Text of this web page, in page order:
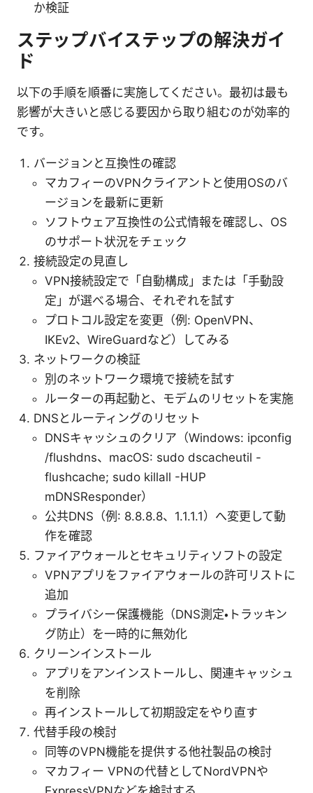
か検証
ステップバイステップの解決ガイ
ド
以下の手順を順番に実施してください。最初は最も
影響が大きいと感じる要因から取り組むのが効率的
です。
バージョンと互換性の確認
マカフィーのVPNクライアントと使用OSのバ
ージョンを最新に更新
ソフトウェア互換性の公式情報を確認し、OS
のサポート状況をチェック
接続設定の見直し
VPN接続設定で「自動構成」または「手動設
定」が選べる場合、それぞれを試す
プロトコル設定を変更（例: OpenVPN、
IKEv2、WireGuardなど）してみる
ネットワークの検証
別のネットワーク環境で接続を試す
ルーターの再起動と、モデムのリセットを実施
DNSとルーティングのリセット
DNSキャッシュのクリア（Windows: ipconfig
/flushdns、macOS: sudo dscacheutil -
flushcache; sudo killall -HUP
mDNSResponder）
公共DNS（例: 8.8.8.8、1.1.1.1）へ変更して動
作を確認
ファイアウォールとセキュリティソフトの設定
VPNアプリをファイアウォールの許可リストに
追加
プライバシー保護機能（DNS測定・トラッキン
グ防止）を一時的に無効化
クリーンインストール
アプリをアンインストールし、関連キャッシュ
を削除
再インストールして初期設定をやり直す
代替手段の検討
同等のVPN機能を提供する他社製品の検討
マカフィー VPNの代替としてNordVPNや